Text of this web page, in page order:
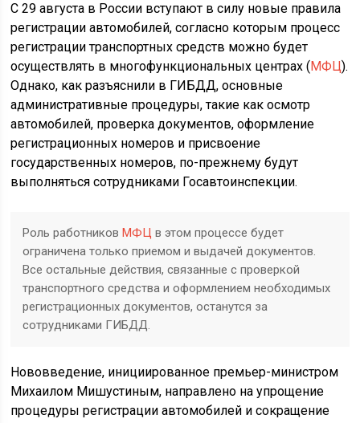
С 29 августа в России вступают в силу новые правила
регистрации автомобилей, согласно которым процесс
регистрации транспортных средств можно будет
осуществлять в многофункциональных центрах (МФЦ).
Однако, как разъяснили в ГИБДД, основные
административные процедуры, такие как осмотр
автомобилей, проверка документов, оформление
регистрационных номеров и присвоение
государственных номеров, по-прежнему будут
выполняться сотрудниками Госавтоинспекции.
Роль работниковМФЦ в этом процессе будет
ограничена только приемом и выдачей документов.
Все остальные действия, связанные с проверкой
транспортного средства и оформлением необходимых
регистрационных документов, останутся за
сотрудниками ГИБДД.
Нововведение, инициированное премьер-министром
Михаилом Мишустиным, направлено на упрощение
процедуры регистрации автомобилей и сокращение